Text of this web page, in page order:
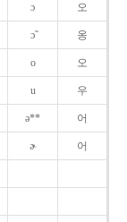
ɔ 오
ɔ̃ 옹
o 오
u 우
ə** 어
ɚ 어